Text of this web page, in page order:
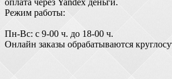
Режим работы:
Пн-Вс: с 9-00 ч. до 18-00 ч.
Онлайн заказы обрабатываются